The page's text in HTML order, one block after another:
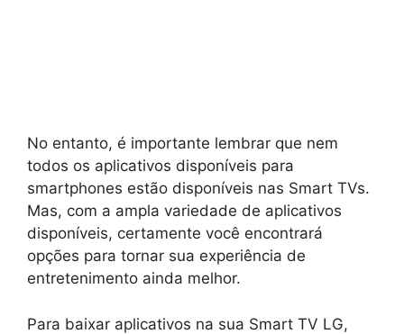
No entanto, é importante lembrar que nem
todos os aplicativos disponíveis para
smartphones estão disponíveis nas Smart TVs.
Mas, com a ampla variedade de aplicativos
disponíveis, certamente você encontrará
opções para tornar sua experiência de
entretenimento ainda melhor.
Para baixar aplicativos na sua Smart TV LG,